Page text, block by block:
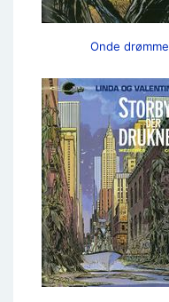
Onde drømme